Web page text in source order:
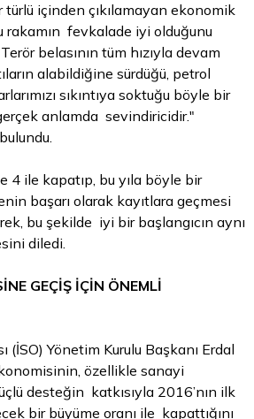
içinden çıkılamayan ekonomik
rakamın fevkalade iyi olduğunu
belasının tüm hızıyla devam
alabildiğine sürdüğü, petrol
sıkıntıya soktuğu böyle bir
anlamda sevindiricidir."
4 ile kapatıp, bu yıla böyle bir
başarı olarak kayıtlara geçmesi
bu şekilde iyi bir başlangıcın aynı
diledi.
GEÇİŞ İÇİN ÖNEMLİ
(İSO) Yönetim Kurulu Başkanı Erdal
özellikle sanayi
desteğin katkısıyla 2016’nın ilk
bir büyüme oranı ile kapattığını